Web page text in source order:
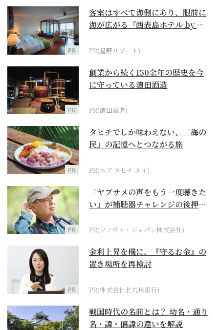
PR
客室はすべて海側にあり、眼前に
海が広がる『西表島ホテル by 星
PR(星野リゾート)
PR
創業から続く150余年の歴史を今
に守っている濵田酒造
PR(濵田酒造)
PR
タヒチでしか味わえない、「海の
民」の記憶へとつながる旅
PR(エア タヒチ ヌイ)
PR
「ヤブサメの声をもう一度聴きた
い」が補聴器チャレンジの後押し
PR(ソノヴァ・ジャパン株式会社)
PR
金利上昇を機に、『守るお金』の
置き場所を再検討
PR(株式会社北九州銀行)
戦国時代の名前とは？ 幼名・通り
名・諱・偏諱の違いを解説